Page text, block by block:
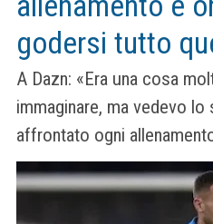
godersi tutto
A Dazn: «Era una cosa
immaginare, ma vedevo
affrontato ogni